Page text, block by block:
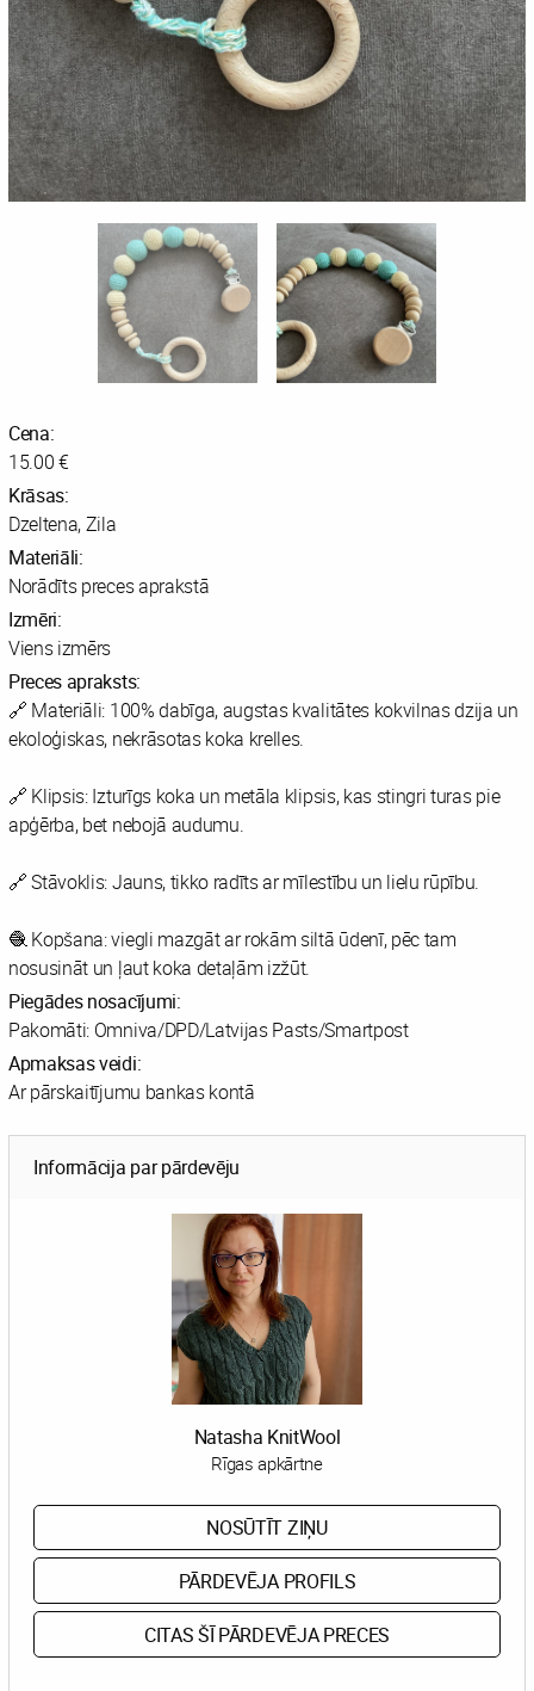
Cena:
15.00 €
Krāsas:
Dzeltena, Zila
Materiāli:
Norādīts preces aprakstā
Izmēri:
Viens izmērs
Preces apraksts:
🔗 Materiāli: 100% dabīga, augstas kvalitātes kokvilnas dzija un
ekoloģiskas, nekrāsotas koka krelles.
🔗 Klipsis: Izturīgs koka un metāla klipsis, kas stingri turas pie
apģērba, bet nebojā audumu.
🔗 Stāvoklis: Jauns, tikko radīts ar mīlestību un lielu rūpību.
🧶 Kopšana: viegli mazgāt ar rokām siltā ūdenī, pēc tam
nosusināt un ļaut koka detaļām izžūt.
Piegādes nosacījumi:
Pakomāti: Omniva/DPD/Latvijas Pasts/Smartpost
Apmaksas veidi:
Ar pārskaitījumu bankas kontā
Informācija par pārdevēju
Natasha KnitWool
Rīgas apkārtne
NOSŪTĪT ZIŅU
PĀRDEVĒJA PROFILS
CITAS ŠĪ PĀRDEVĒJA PRECES